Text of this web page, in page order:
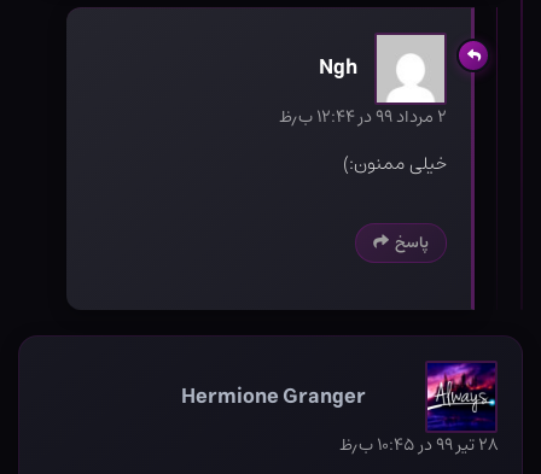
Ngh
۲ مرداد ۹۹ در ۱۲:۴۴ ب٫ظ
خیلی ممنون:)
پاسخ
Hermione Granger
۲۸ تیر ۹۹ در ۱۰:۴۵ ب٫ظ